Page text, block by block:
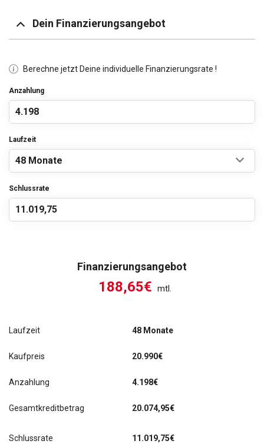
Dein Finanzierungsangebot
Berechne jetzt Deine individuelle Finanzierungsrate !
Anzahlung
Laufzeit
Schlussrate
Finanzierungsangebot
188,65€ mtl.
Laufzeit 48 Monate
Kaufpreis 20.990€
Anzahlung 4.198€
Gesamtkreditbetrag 20.074,95€
Schlussrate 11.019,75€